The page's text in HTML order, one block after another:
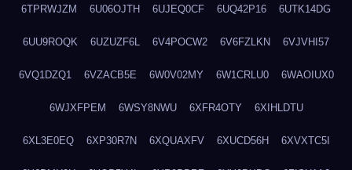
6TPRWJZM 6U06OJTH 6UJEQ0CF 6UQ42P16 6UTK14DG
6UU9ROQK 6UZUZF6L 6V4POCW2 6V6FZLKN 6VJVHI57
6VQ1DZQ1 6VZACB5E 6W0V02MY 6W1CRLU0 6WAOIUX0
6WJXFPEM 6WSY8NWU 6XFR4OTY 6XIHLDTU
6XL3E0EQ 6XP30R7N 6XQUAXFV 6XUCD56H 6XVXTC5I